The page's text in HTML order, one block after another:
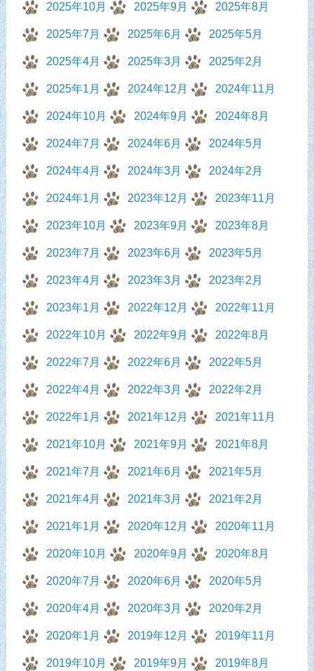
2025年10月 2025年9月 2025年8月
2025年7月 2025年6月 2025年5月
2025年4月 2025年3月 2025年2月
2025年1月 2024年12月 2024年11月
2024年10月 2024年9月 2024年8月
2024年7月 2024年6月 2024年5月
2024年4月 2024年3月 2024年2月
2024年1月 2023年12月 2023年11月
2023年10月 2023年9月 2023年8月
2023年7月 2023年6月 2023年5月
2023年4月 2023年3月 2023年2月
2023年1月 2022年12月 2022年11月
2022年10月 2022年9月 2022年8月
2022年7月 2022年6月 2022年5月
2022年4月 2022年3月 2022年2月
2022年1月 2021年12月 2021年11月
2021年10月 2021年9月 2021年8月
2021年7月 2021年6月 2021年5月
2021年4月 2021年3月 2021年2月
2021年1月 2020年12月 2020年11月
2020年10月 2020年9月 2020年8月
2020年7月 2020年6月 2020年5月
2020年4月 2020年3月 2020年2月
2020年1月 2019年12月 2019年11月
2019年10月 2019年9月 2019年8月